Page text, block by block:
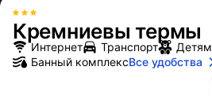
Кремниевы термы
Интернет Транспорт Детям
Банный комплексВсе удобства